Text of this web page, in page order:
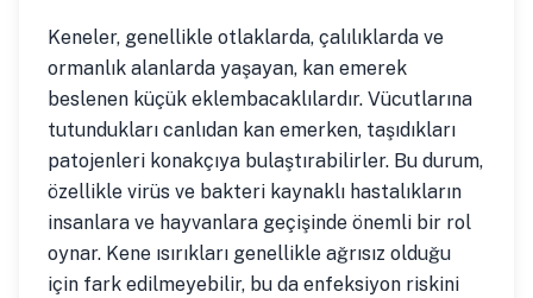
Keneler, genellikle otlaklarda, çalılıklarda ve
ormanlık alanlarda yaşayan, kan emerek
beslenen küçük eklembacaklılardır. Vücutlarına
tutundukları canlıdan kan emerken, taşıdıkları
patojenleri konakçıya bulaştırabilirler. Bu durum,
özellikle virüs ve bakteri kaynaklı hastalıkların
insanlara ve hayvanlara geçişinde önemli bir rol
oynar. Kene ısırıkları genellikle ağrısız olduğu
için fark edilmeyebilir, bu da enfeksiyon riskini